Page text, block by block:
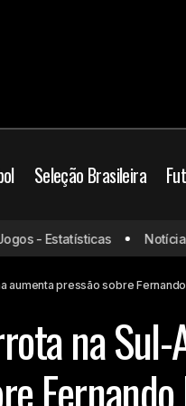
Seleção Brasileira
cobrar
- Estatísticas Notícias
aumenta pressão sobre
na